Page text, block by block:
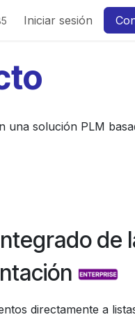
Iniciar sesión
una solución PLM
de
directamente a